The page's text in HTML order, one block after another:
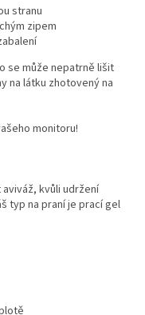
stranu
zipem
se může nepatrně lišit
na látku zhotovený na
monitoru!
aviváž, kvůli udržení
typ na praní je prací gel